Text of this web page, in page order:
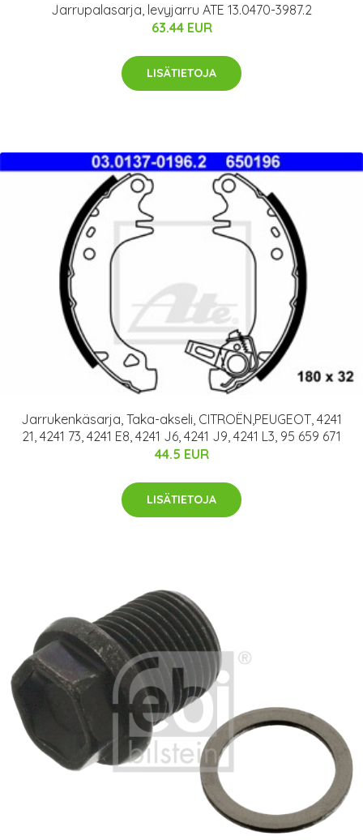
Jarrupalasarja, levyjarru ATE 13.0470-3987.2
63.44 EUR
LISÄTIETOJA
Jarrukenkäsarja, Taka-akseli, CITROËN,PEUGEOT, 4241
21, 4241 73, 4241 E8, 4241 J6, 4241 J9, 4241 L3, 95 659 671
44.5 EUR
LISÄTIETOJA